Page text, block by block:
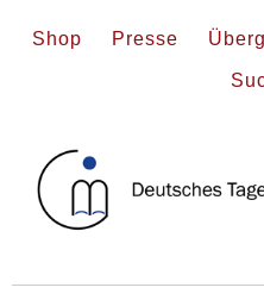
Shop Presse